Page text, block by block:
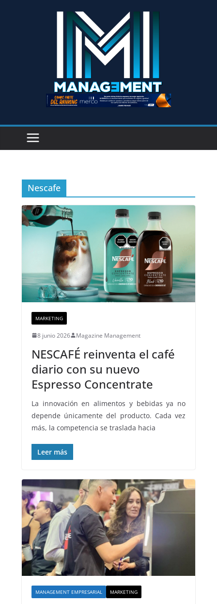
Nescafe
MARKETING
8 junio 2026 Magazine Management
NESCAFÉ reinventa el café
diario con su nuevo
Espresso Concentrate
La innovación en alimentos y bebidas ya no
depende únicamente del producto. Cada vez
más, la competencia se traslada hacia
Leer más
MANAGEMENT EMPRESARIAL MARKETING